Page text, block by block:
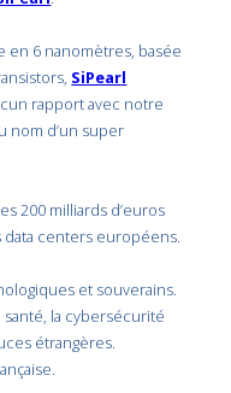
en 6 nanomètres, basée
SiPearl
rapport avec notre
nom d’un super
200 milliards d’euros
data centers européens.
et souverains.
la cybersécurité
étrangères.